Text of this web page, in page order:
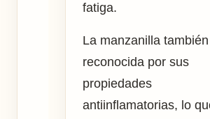
fatiga.
La manzanilla
reconocida por sus
propiedades
antiinflamatorias, lo